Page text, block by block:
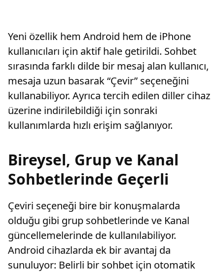
Yeni özellik hem Android hem de iPhone
kullanıcıları için aktif hale getirildi. Sohbet
sırasında farklı dilde bir mesaj alan kullanıcı,
mesaja uzun basarak “Çevir” seçeneğini
kullanabiliyor. Ayrıca tercih edilen diller cihaz
üzerine indirilebildiği için sonraki
kullanımlarda hızlı erişim sağlanıyor.
Bireysel, Grup ve Kanal
Sohbetlerinde Geçerli
Çeviri seçeneği bire bir konuşmalarda
olduğu gibi grup sohbetlerinde ve Kanal
güncellemelerinde de kullanılabiliyor.
Android cihazlarda ek bir avantaj da
sunuluyor: Belirli bir sohbet için otomatik